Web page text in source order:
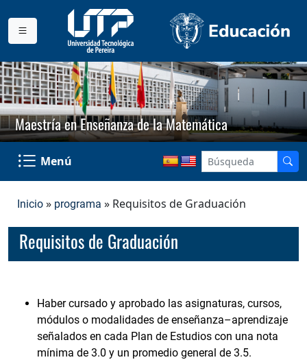
Maestría en Enseñanza de la Matemática
Menú
Inicio » programa » Requisitos de Graduación
Requisitos de Graduación
Haber cursado y aprobado las asignaturas, cursos,
módulos o modalidades de enseñanza–aprendizaje
señalados en cada Plan de Estudios con una nota
mínima de 3.0 y un promedio general de 3.5.